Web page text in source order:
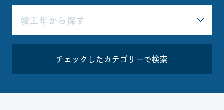
チェックしたカテゴリーで検索